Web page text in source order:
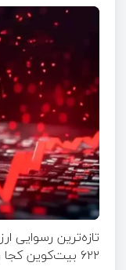
تازه‌ترین رسوایی
۶۲۲ بیت‌کوین کجا رفت؟